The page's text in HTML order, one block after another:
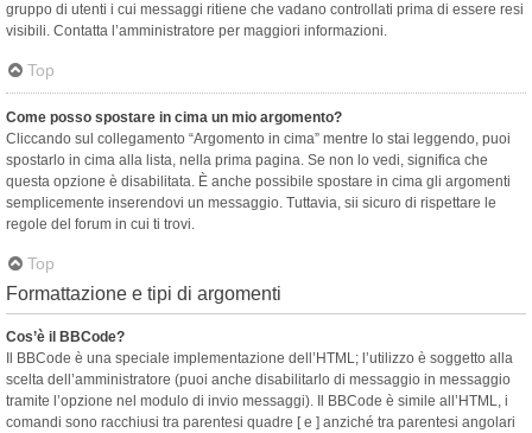
gruppo di utenti i cui messaggi ritiene che vadano controllati prima di essere resi
visibili. Contatta l’amministratore per maggiori informazioni.
Top
Come posso spostare in cima un mio argomento?
Cliccando sul collegamento “Argomento in cima” mentre lo stai leggendo, puoi
spostarlo in cima alla lista, nella prima pagina. Se non lo vedi, significa che
questa opzione è disabilitata. È anche possibile spostare in cima gli argomenti
semplicemente inserendovi un messaggio. Tuttavia, sii sicuro di rispettare le
regole del forum in cui ti trovi.
Top
Formattazione e tipi di argomenti
Cos’è il BBCode?
Il BBCode è una speciale implementazione dell’HTML; l’utilizzo è soggetto alla
scelta dell’amministratore (puoi anche disabilitarlo di messaggio in messaggio
tramite l’opzione nel modulo di invio messaggi). Il BBCode è simile all’HTML, i
comandi sono racchiusi tra parentesi quadre [ e ] anziché tra parentesi angolari